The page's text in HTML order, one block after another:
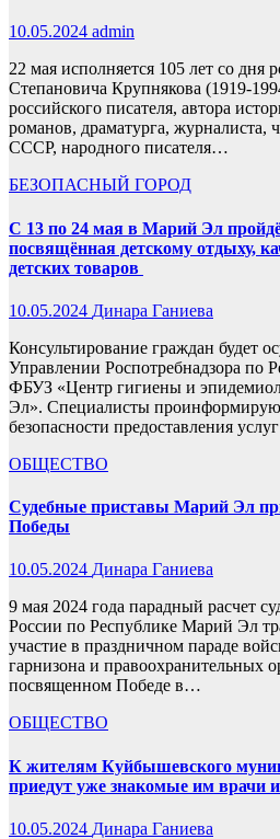
10.05.2024 admin
22 мая исполняется 105 лет со дня
Степановича Крупнякова (1919-
российского писателя, автора
романов, драматурга, журналиста,
СССР, народного писателя…
БЕЗОПАСНЫЙ ГОРОД
С 13 по 24 мая в Марий Эл
посвящённая детскому отдыху,
детских товаров
10.05.2024 Динара Ганиева
Консультирование граждан будет
Управлении Роспотребнадзора по
ФБУЗ «Центр гигиены и
Эл». Специалисты
безопасности предоставления
ОБЩЕСТВО
Судебные приставы Марий Эл
Победы
10.05.2024 Динара Ганиева
9 мая 2024 года парадный расчет
России по Республике Марий Эл
участие в праздничном параде
гарнизона и правоохранительных
посвященном Победе в…
ОБЩЕСТВО
К жителям Куйбышевского
приедут уже знакомые им врачи
10.05.2024 Динара Ганиева